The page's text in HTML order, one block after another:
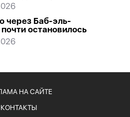
через Баб-эль-
остановилось
НА САЙТЕ
КОНТАКТЫ